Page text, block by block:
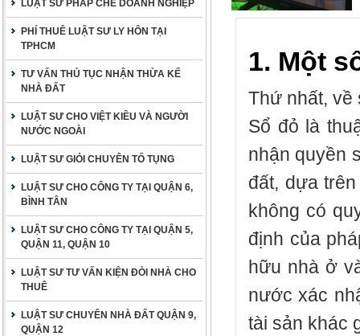
LUẬT SƯ PHÁP CHẾ DOANH NGHIỆP
PHÍ THUÊ LUẬT SƯ LY HÔN TẠI
TPHCM
TƯ VẤN THỦ TỤC NHẬN THỪA KẾ
NHÀ ĐẤT
LUẬT SƯ CHO VIỆT KIỀU VÀ NGƯỜI
NƯỚC NGOÀI
LUẬT SƯ GIỎI CHUYÊN TỐ TỤNG
LUẬT SƯ CHO CÔNG TY TẠI QUẬN 6,
BÌNH TÂN
LUẬT SƯ CHO CÔNG TY TẠI QUẬN 5,
QUẬN 11, QUẬN 10
LUẬT SƯ TƯ VẤN KIỆN ĐÒI NHÀ CHO
THUÊ
LUẬT SƯ CHUYÊN NHÀ ĐẤT QUẬN 9,
QUẬN 12
1. Một
Thứ nhất, về
Sổ đỏ là
nhận quyền
đất, dựa
không có
định của
hữu nhà ở
nước xác
tài sản khác